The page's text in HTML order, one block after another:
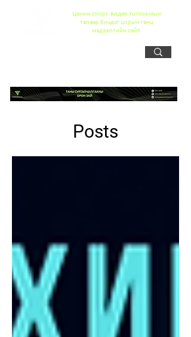
Цахим спорт, видео тоглоомын
талаар бичдэг цорын ганц
мэдээллийн сайт
Posts